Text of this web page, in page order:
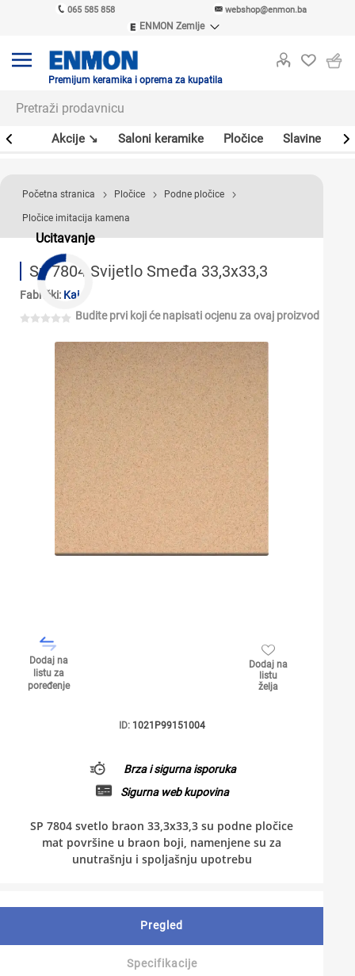
065 585 858 webshop@enmon.ba
ENMON Zemlje
ENMON MKD
Premijum keramika i oprema za kupatila
Akcije ↘ Saloni keramike Pločice Slavine
Ucitavanje
Početna stranica Pločice Podne pločice
Pločice imitacija kamena
Sp 7804 Svijetlo Smeđa 33,3x33,3
Fabrički: Kai
Budite prvi koji će napisati ocjenu za ovaj proizvod
Dodaj na
listu za
poređenje
Dodaj na
listu
želja
ID: 1021P99151004
Brza i sigurna isporuka
Sigurna web kupovina
SP 7804 svetlo braon 33,3x33,3 su podne pločice
mat površine u braon boji, namenjene su za
unutrašnju i spoljašnju upotrebu
Pregled
Specifikacije